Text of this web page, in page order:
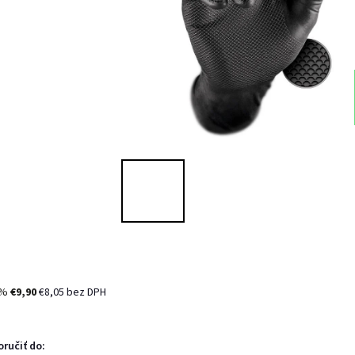
€9,90€8,05 bez DPH
do: